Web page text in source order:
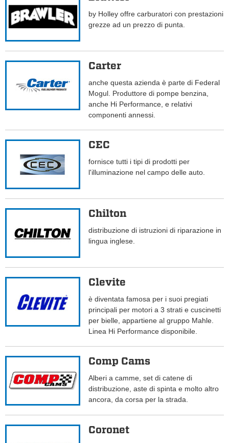
by Holley offre carburatori con prestazioni
grezze ad un prezzo di punta.
Carter
anche questa azienda è parte di Federal
Mogul. Produttore di pompe benzina,
anche Hi Performance, e relativi
componenti annessi.
CEC
fornisce tutti i tipi di prodotti per
l'illuminazione nel campo delle auto.
Chilton
distribuzione di istruzioni di riparazione in
lingua inglese.
Clevite
è diventata famosa per i suoi pregiati
principali per motori a 3 strati e cuscinetti
per bielle, appartiene al gruppo Mahle.
Linea Hi Performance disponibile.
Comp Cams
Alberi a camme, set di catene di
distribuzione, aste di spinta e molto altro
ancora, da corsa per la strada.
Coronet